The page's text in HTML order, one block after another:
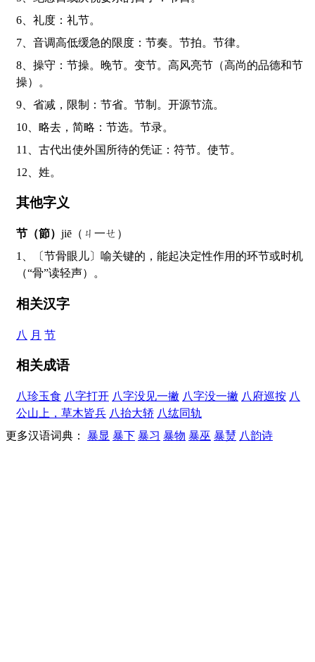
6、礼度：礼节。
7、音调高低缓急的限度：节奏。节拍。节律。
8、操守：节操。晚节。变节。高风亮节（高尚的品德和节
操）。
9、省减，限制：节省。节制。开源节流。
10、略去，简略：节选。节录。
11、古代出使外国所待的凭证：符节。使节。
12、姓。
其他字义
节（節） jiē（ㄐ一ㄝ）
1、〔节骨眼儿〕喻关键的，能起决定性作用的环节或时机
（“骨”读轻声）。
相关汉字
八 月 节
相关成语
八珍玉食 八字打开 八字没见一撇 八字没一撇 八府巡按 八
公山上，草木皆兵 八抬大轿 八纮同轨
更多汉语词典： 暴显 暴下 暴习 暴物 暴巫 暴熭 八韵诗